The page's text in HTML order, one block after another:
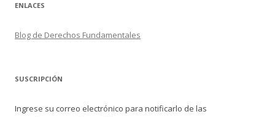
ENLACES
Blog de Derechos Fundamentales
SUSCRIPCIÓN
Ingrese su correo electrónico para notificarlo de las